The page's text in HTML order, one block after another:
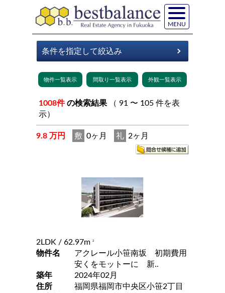
MENU
1008件 の検索結果
示）
9.8 万円 敷 0ヶ月 礼 2ヶ月
2LDK / 62.97m 2
物件名
アクレール小笹南坂 初期費用
安くをモットーに 新..
築年
2024年02月
住所
福岡県福岡市中央区小笹2丁目